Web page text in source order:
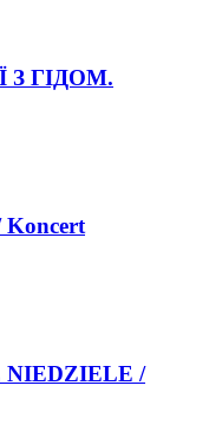
З ГІДОМ.
NIEDZIELE /